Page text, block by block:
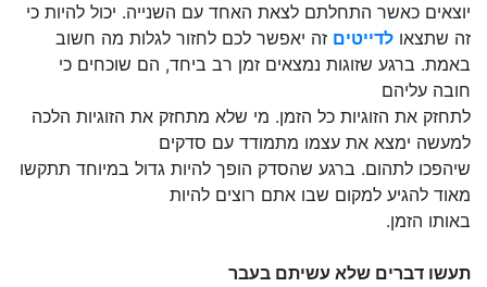
יוצאים כאשר התחלתם לצאת האחד עם השנייה. יכול להיות כי
זה שתצאו לדייטים זה יאפשר לכם לחזור לגלות מה חשוב
באמת. ברגע שזוגות נמצאים זמן רב ביחד, הם שוכחים כי
חובה עליהם
לתחזק את הזוגיות כל הזמן. מי שלא מתחזק את הזוגיות הלכה
למעשה ימצא את עצמו מתמודד עם סדקים
שיהפכו לתהום. ברגע שהסדק הופך להיות גדול במיוחד תתקשו
מאוד להגיע למקום שבו אתם רוצים להיות
באותו הזמן.
תעשו דברים שלא עשיתם בעבר